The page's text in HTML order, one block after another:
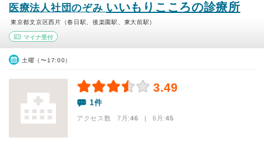
医療法人社団のぞみ いいもりこころの診療所
東京都文京区西片（春日駅、後楽園駅、東大前駅）
マイナ受付
土曜（〜17:00）
3.49
1件
アクセス数 7月:46 | 6月:45